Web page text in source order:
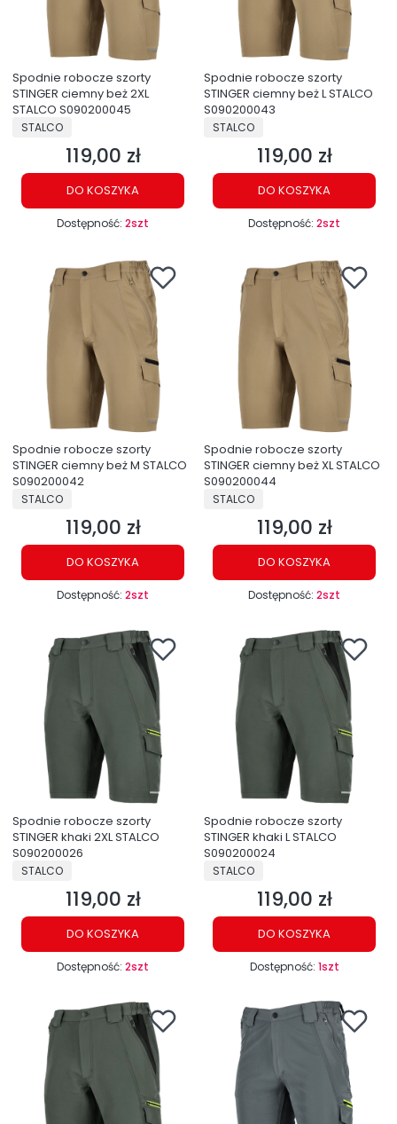
Spodnie robocze szorty
STINGER ciemny beż 2XL
STALCO S090200045
PRODUCENT
STALCO
Cena
119,00 zł
DO KOSZYKA
Dostępność: 2szt
Spodnie robocze szorty
STINGER ciemny beż L STALCO
S090200043
PRODUCENT
STALCO
Cena
119,00 zł
DO KOSZYKA
Dostępność: 2szt
Spodnie robocze szorty
STINGER ciemny beż M STALCO
S090200042
PRODUCENT
STALCO
Cena
119,00 zł
DO KOSZYKA
Dostępność: 2szt
Spodnie robocze szorty
STINGER ciemny beż XL STALCO
S090200044
PRODUCENT
STALCO
Cena
119,00 zł
DO KOSZYKA
Dostępność: 2szt
Spodnie robocze szorty
STINGER khaki 2XL STALCO
S090200026
PRODUCENT
STALCO
Cena
119,00 zł
DO KOSZYKA
Dostępność: 2szt
Spodnie robocze szorty
STINGER khaki L STALCO
S090200024
PRODUCENT
STALCO
Cena
119,00 zł
DO KOSZYKA
Dostępność: 1szt